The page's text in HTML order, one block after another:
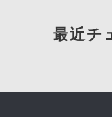
最近チ